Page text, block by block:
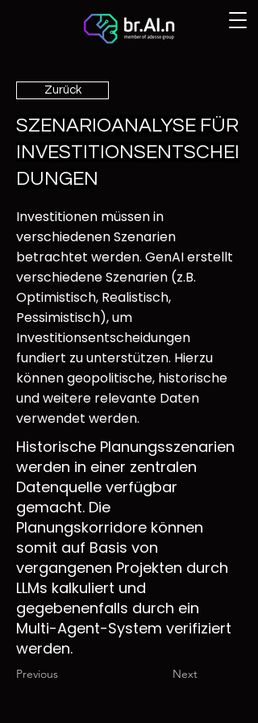
Zurück
SZENARIOANALYSE FÜR
INVESTITIONSENTSCHEI
DUNGEN
Investitionen müssen in
verschiedenen Szenarien
betrachtet werden. GenAI erstellt
verschiedene Szenarien (z.B.
Optimistisch, Realistisch,
Pessimistisch), um
Investitionsentscheidungen
fundiert zu unterstützen. Hierzu
können geopolitische, historische
und weitere relevante Daten
verwendet werden.
Historische Planungsszenarien
werden in einer zentralen
Datenquelle verfügbar
gemacht. Die
Planungskorridore können
somit auf Basis von
vergangenen Projekten durch
LLMs kalkuliert und
gegebenenfalls durch ein
Multi-Agent-System verifiziert
werden.
Previous Next